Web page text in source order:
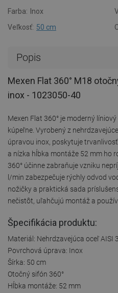
Farba:
Inox
Veľkosť: 50 cm
Popis
Mexen Flat 360° M18
inox - 1023050-40
Mexen Flat 360° je moderný
kúpeľne. Vyrobený z
úpravou inox, poskytuje
a nízka hĺbka montáže 52 mm ho
360° účinne zabraňuje vzniku
l/min zabezpečuje rýchly odvod
nožičky a praktická sada
nečistôt, uľahčujú montáž a
Špecifikácia produktu:
Materiál: Nehrdzavejúca oceľ AISI
Povrchová úprava: Inox
Šírka: 50 cm
Otočný sifón 360°
Hĺbka montáže: 52 mm